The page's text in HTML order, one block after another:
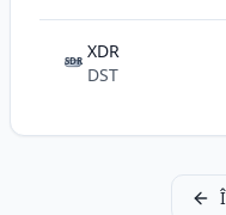
SDR XDR
DST